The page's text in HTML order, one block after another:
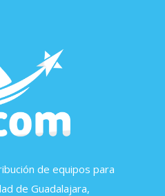
de equipos para
de Guadalajara,